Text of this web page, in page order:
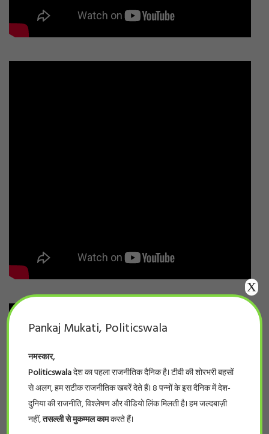
Pankaj Mukati, Politicswala
नमस्कार,
Politicswalaदेश का पहला राजनीतिक दैनिक है। टीवी की शोरभरी बहसों
से अलग, हम सटीक राजनीतिक खबरें देते हैं। 8 पन्नों के इस दैनिक में देश-
दुनिया की राजनीति, विश्लेषण और वीडियो लिंक मिलती है। हम जल्दबाज़ी
नहीं,तसल्ली से मुकम्मल कामकरते हैं।
X